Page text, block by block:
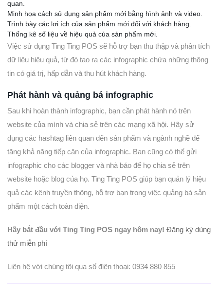
quan.
Minh họa cách sử dụng sản phẩm mới bằng hình ảnh và video.
Trình bày các lợi ích của sản phẩm mới đối với khách hàng.
Thống kê số liệu về hiệu quả của sản phẩm mới.
Việc sử dụng Ting Ting POS sẽ hỗ trợ bạn thu thập và phân tích
dữ liệu hiệu quả, từ đó tạo ra các infographic chứa những thông
tin có giá trị, hấp dẫn và thu hút khách hàng.
Phát hành và quảng bá infographic
Sau khi hoàn thành infographic, bạn cần phát hành nó trên
website của mình và chia sẻ trên các mạng xã hội. Hãy sử
dụng các hashtag liên quan đến sản phẩm và ngành nghề để
tăng khả năng tiếp cận của infographic. Bạn cũng có thể gửi
infographic cho các blogger và nhà báo để họ chia sẻ trên
website hoặc blog của họ. Ting Ting POS giúp bạn quản lý hiệu
quả các kênh truyền thông, hỗ trợ bạn trong việc quảng bá sản
phẩm một cách toàn diện.
Hãy bắt đầu với Ting Ting POS ngay hôm nay! Đăng ký dùng
thử miễn phí
Liên hệ với chúng tôi qua số điện thoại: 0934 880 855